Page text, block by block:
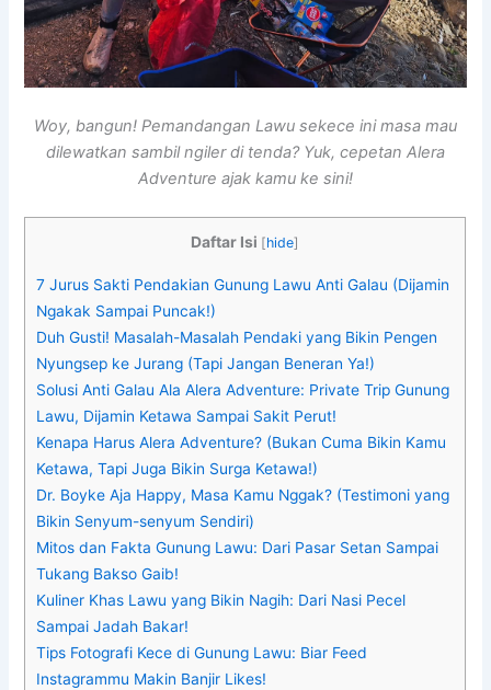
Woy, bangun! Pemandangan Lawu sekece ini masa mau
dilewatkan sambil ngiler di tenda? Yuk, cepetan Alera
Adventure ajak kamu ke sini!
Daftar Isi [hide]
7 Jurus Sakti Pendakian Gunung Lawu Anti Galau (Dijamin
Ngakak Sampai Puncak!)
Duh Gusti! Masalah-Masalah Pendaki yang Bikin Pengen
Nyungsep ke Jurang (Tapi Jangan Beneran Ya!)
Solusi Anti Galau Ala Alera Adventure: Private Trip Gunung
Lawu, Dijamin Ketawa Sampai Sakit Perut!
Kenapa Harus Alera Adventure? (Bukan Cuma Bikin Kamu
Ketawa, Tapi Juga Bikin Surga Ketawa!)
Dr. Boyke Aja Happy, Masa Kamu Nggak? (Testimoni yang
Bikin Senyum-senyum Sendiri)
Mitos dan Fakta Gunung Lawu: Dari Pasar Setan Sampai
Tukang Bakso Gaib!
Kuliner Khas Lawu yang Bikin Nagih: Dari Nasi Pecel
Sampai Jadah Bakar!
Tips Fotografi Kece di Gunung Lawu: Biar Feed
Instagrammu Makin Banjir Likes!